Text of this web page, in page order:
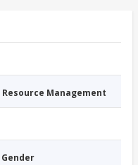
Management